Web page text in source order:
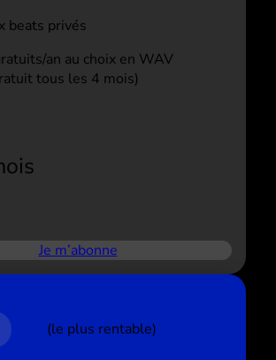
beats privés
an au choix en WAV
tous les 4 mois)
Je m’abonne
(le plus rentable)